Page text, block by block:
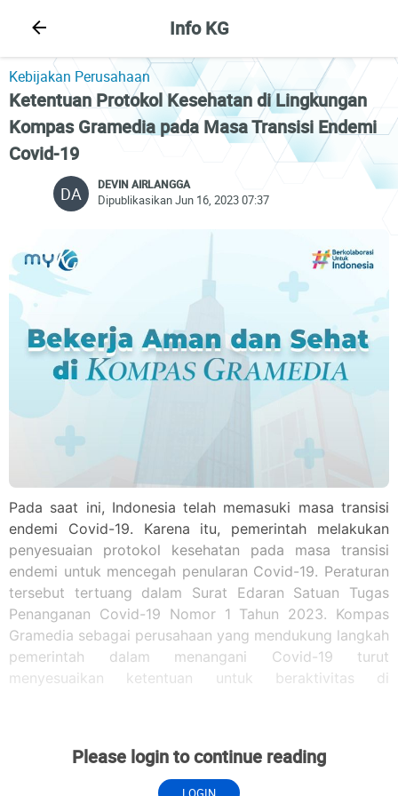
Info KG
Kebijakan Perusahaan
Ketentuan Protokol Kesehatan di Lingkungan
Kompas Gramedia pada Masa Transisi Endemi
Covid-19
DA DEVIN AIRLANGGA
Dipublikasikan Jun 16, 2023 07:37
Pada saat ini, Indonesia telah memasuki masa transisi
endemi Covid-19. Karena itu, pemerintah melakukan
penyesuaian protokol kesehatan pada masa transisi
endemi untuk mencegah penularan Covid-19. Peraturan
tersebut tertuang dalam Surat Edaran Satuan Tugas
Penanganan Covid-19 Nomor 1 Tahun 2023. Kompas
Gramedia sebagai perusahaan yang mendukung langkah
pemerintah dalam menangani Covid-19 turut
menyesuaikan ketentuan untuk beraktivitas di
perusahaan Kompas Gramedia selama masa transisi
endemi Covid-19 diatur dalam Memo Pusdalsis No. :
Please login to continue reading